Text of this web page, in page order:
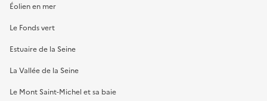
Éolien en mer
Le Fonds vert
Estuaire de la Seine
La Vallée de la Seine
Le Mont Saint-Michel et sa baie